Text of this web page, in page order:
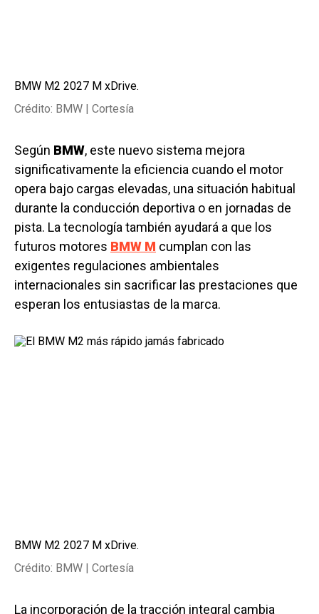
BMW M2 2027 M xDrive.
Crédito: BMW | Cortesía
Según BMW, este nuevo sistema mejora
significativamente la eficiencia cuando el motor
opera bajo cargas elevadas, una situación habitual
durante la conducción deportiva o en jornadas de
pista. La tecnología también ayudará a que los
futuros motores BMW M cumplan con las
exigentes regulaciones ambientales
internacionales sin sacrificar las prestaciones que
esperan los entusiastas de la marca.
BMW M2 2027 M xDrive.
Crédito: BMW | Cortesía
La incorporación de la tracción integral cambia